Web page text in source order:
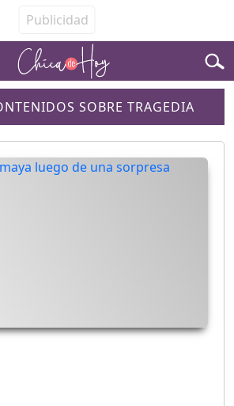
SOBRE TRAGEDIA